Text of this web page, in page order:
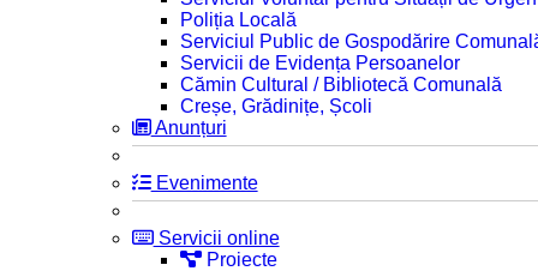
Poliția Locală
Serviciul Public de Gospodărire
Servicii de Evidența Persoanelor
Cămin Cultural / Bibliotecă Comunală
Creșe, Grădinițe, Școli
Anunțuri
Evenimente
Servicii online
Proiecte